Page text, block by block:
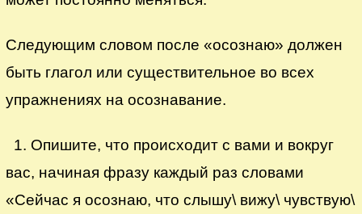
Следующим словом после «осознаю» должен
быть глагол или существительное во всех
упражнениях на осознавание.
1. Опишите, что происходит с вами и вокруг
вас, начиная фразу каждый раз словами
«Сейчас я осознаю, что слышу\ вижу\ чувствую\